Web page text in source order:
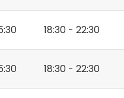
18:30 - 22:30
18:30 - 22:30